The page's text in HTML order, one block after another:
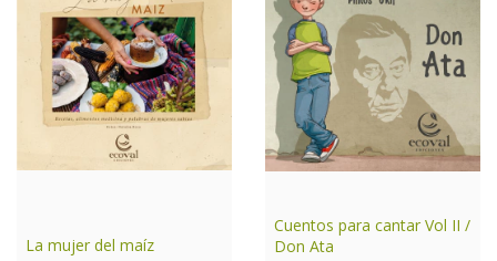
La mujer del maíz
Cuentos para cantar Vol II /
Don Ata